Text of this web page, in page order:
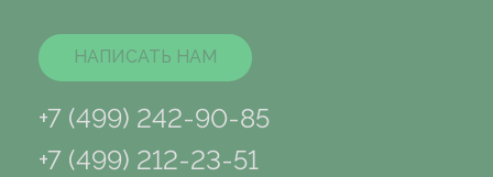
НАПИСАТЬ НАМ
+7 (499) 242-90-85
+7 (499) 212-23-51